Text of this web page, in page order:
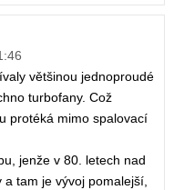
většinou jednoproudé
turbofany. Což
protéká mimo spalovací
jenže v 80. letech nad
tam je vývoj pomalejší,